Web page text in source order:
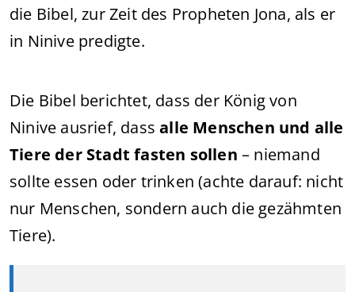
die Bibel, zur Zeit des Propheten Jona, als er
in Ninive predigte.
Die Bibel berichtet, dass der König von
Ninive ausrief, dassalle Menschen und alle
Tiere der Stadt fasten sollen – niemand
sollte essen oder trinken (achte darauf: nicht
nur Menschen, sondern auch die gezähmten
Tiere).